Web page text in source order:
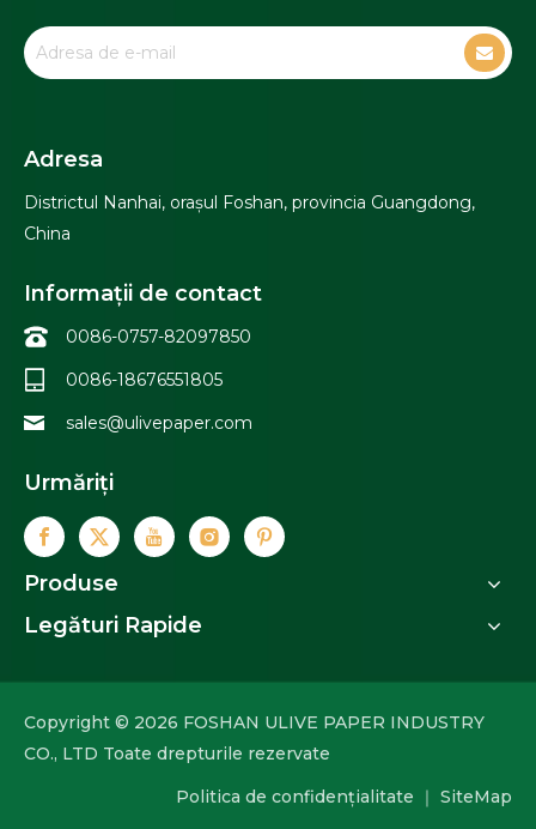
Adresa
Districtul Nanhai, orașul Foshan, provincia Guangdong,
China
Informații de contact
0086-0757-82097850
0086-18676551805
sales@ulivepaper.com
Urmăriți
Produse
Legături Rapide
Copyright © 2026 FOSHAN ULIVE PAPER INDUSTRY
CO., LTD Toate drepturile rezervate
Politica de confidențialitate
｜ SiteMap